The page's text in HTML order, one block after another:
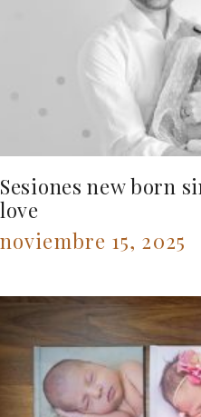
Sesiones new born
love
noviembre 15, 2025